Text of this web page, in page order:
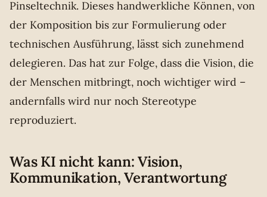
Pinseltechnik. Dieses handwerkliche Können, von
der Komposition bis zur Formulierung oder
technischen Ausführung, lässt sich zunehmend
delegieren. Das hat zur Folge, dass die Vision, die
der Menschen mitbringt, noch wichtiger wird –
andernfalls wird nur noch Stereotype
reproduziert.
Was KI nicht kann: Vision,
Kommunikation, Verantwortung